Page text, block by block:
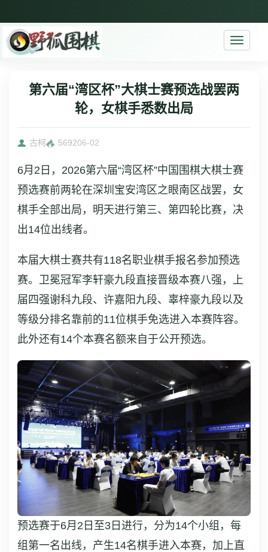
Toggle
第六届“湾区杯”大棋士赛预选战罢两
轮，女棋手悉数出局
古柯 569206-02
6月2日，2026第六届“湾区杯”中国围棋大棋士赛
预选赛前两轮在深圳宝安湾区之眼南区战罢，女
棋手全部出局，明天进行第三、第四轮比赛，决
出14位出线者。
本届大棋士赛共有118名职业棋手报名参加预选
赛。卫冕冠军李轩豪九段直接晋级本赛八强，上
届四强谢科九段、许嘉阳九段、辜梓豪九段以及
等级分排名靠前的11位棋手免选进入本赛阵容。
此外还有14个本赛名额来自于公开预选。
预选赛于6月2日至3日进行，分为14个小组，每
组第一名出线，产生14名棋手进入本赛，加上直